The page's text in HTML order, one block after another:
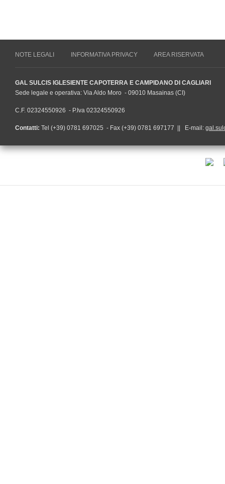
NOTE LEGALI INFORMATIVA PRIVACY AREA RISERVATA
GAL SULCIS IGLESIENTE CAPOTERRA E CAMPIDANO DI CAGLIARI
Sede legale e operativa: Via Aldo Moro - 09010 Masainas (CI)
C.F. 02324550926 - P.Iva 02324550926
Contatti: Tel (+39) 0781 697025 - Fax (+39) 0781 697177 || E-mail: